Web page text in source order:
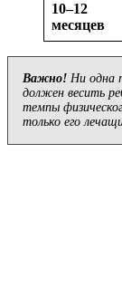
10–12
месяцев
Важно! Ни одна
должен весить
темпы
только его